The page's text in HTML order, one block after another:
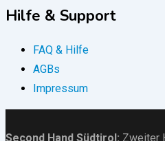
Hilfe & Support
FAQ & Hilfe
AGBs
Impressum
Second Hand Südtirol : Zweiter